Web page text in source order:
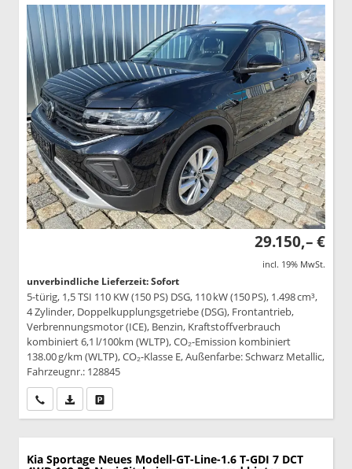
29.150,– €
incl. 19% MwSt.
unverbindliche Lieferzeit: Sofort
5-türig, 1,5 TSI 110 KW (150 PS) DSG, 110 kW (150 PS), 1.498 cm³,
4 Zylinder, Doppelkupplungsgetriebe (DSG), Frontantrieb,
Verbrennungsmotor (ICE), Benzin, Kraftstoffverbrauch
kombiniert 6,1 l/100km (WLTP), CO₂-Emission kombiniert
138.00 g/km (WLTP), CO₂-Klasse E, Außenfarbe: Schwarz Metallic,
Fahrzeugnr.: 128845
Wir rufen Sie anPDF-Datei, Fahrzeugexposé drucken
Kia Sportage Neues Modell-GT-Line-1.6 T-GDI 7 DCT